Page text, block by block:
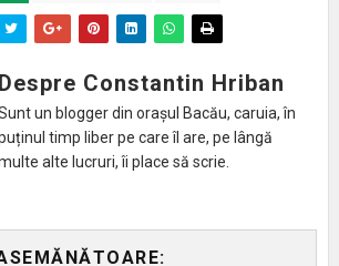
Despre Constantin Hriban
un blogger din orașul Bacău, caruia, în
timp liber pe care îl are, pe lângă
alte lucruri, îi place să scrie.